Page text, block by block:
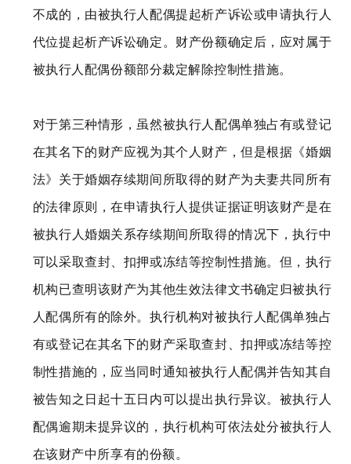
不成的，由被执行人配偶提起析产诉讼或申请执行人
代位提起析产诉讼确定。财产份额确定后，应对属于
被执行人配偶份额部分裁定解除控制性措施。
对于第三种情形，虽然被执行人配偶单独占有或登记
在其名下的财产应视为其个人财产，但是根据《婚姻
法》关于婚姻存续期间所取得的财产为夫妻共同所有
的法律原则，在申请执行人提供证据证明该财产是在
被执行人婚姻关系存续期间所取得的情况下，执行中
可以采取查封、扣押或冻结等控制性措施。但，执行
机构已查明该财产为其他生效法律文书确定归被执行
人配偶所有的除外。执行机构对被执行人配偶单独占
有或登记在其名下的财产采取查封、扣押或冻结等控
制性措施的，应当同时通知被执行人配偶并告知其自
被告知之日起十五日内可以提出执行异议。被执行人
配偶逾期未提异议的，执行机构可依法处分被执行人
在该财产中所享有的份额。